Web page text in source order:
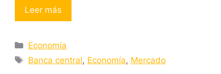
Leer más
Categorías
Economía
Etiquetas
Banca central, Economía, Mercado